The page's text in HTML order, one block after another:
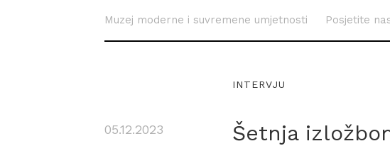
Muzej moderne i suvremene umjetnosti Posjetite
INTERVJU
05.12.2023
Šetnja